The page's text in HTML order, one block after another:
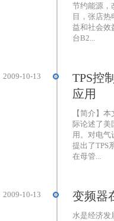
节约能源，
目，张店
益和社会效
台B2...
2009-10-13
TPS控
应用
【简介】
际论述了美
用。对电气
提出了TPS
在母管...
2009-10-13 变频器
水是经济发